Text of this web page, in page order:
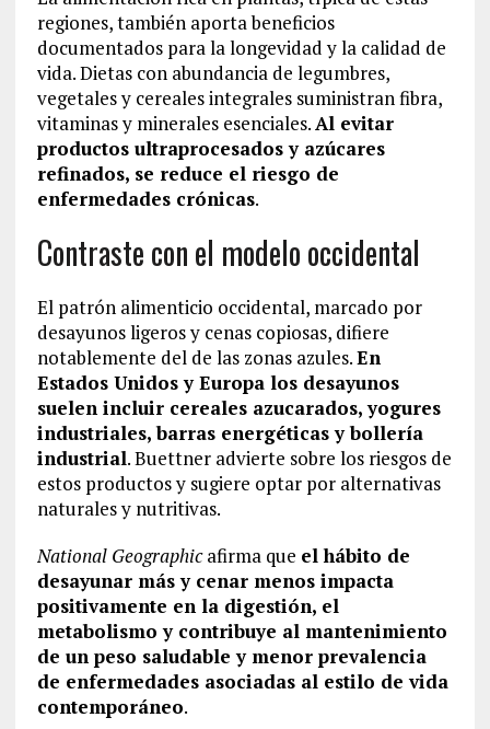
regiones, también aporta beneficios
documentados para la longevidad y la calidad de
vida. Dietas con abundancia de legumbres,
vegetales y cereales integrales suministran fibra,
vitaminas y minerales esenciales.Al evitar
productos ultraprocesados y azúcares
refinados, se reduce el riesgo de
enfermedades crónicas.
Contraste con el modelo occidental
El patrón alimenticio occidental, marcado por
desayunos ligeros y cenas copiosas, difiere
notablemente del de las zonas azules.En
Estados Unidos y Europa los desayunos
suelen incluir cereales azucarados, yogures
industriales, barras energéticas y bollería
industrial. Buettner advierte sobre los riesgos de
estos productos y sugiere optar por alternativas
naturales y nutritivas.
National Geographicafirma que el hábito de
desayunar más y cenar menos impacta
positivamente en la digestión, el
metabolismo y contribuye al mantenimiento
de un peso saludable y menor prevalencia
de enfermedades asociadas al estilo de vida
contemporáneo.